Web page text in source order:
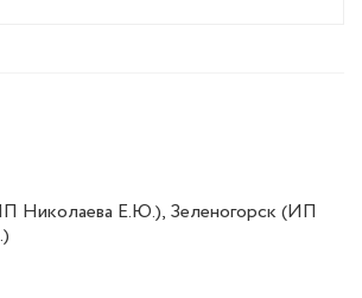
Николаева Е.Ю.), Зеленогорск (ИП